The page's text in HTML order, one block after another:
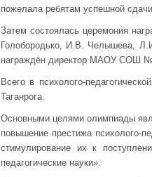
пожелала ребятам успешной
Затем состоялась церемония
Голобородько, И.В. Челышева,
награждён директор МАОУ СОШ
Всего в психолого-
Таганрога.
Основными целями олимпиады
повышение престижа психолого-
стимулирование их к
педагогические науки».